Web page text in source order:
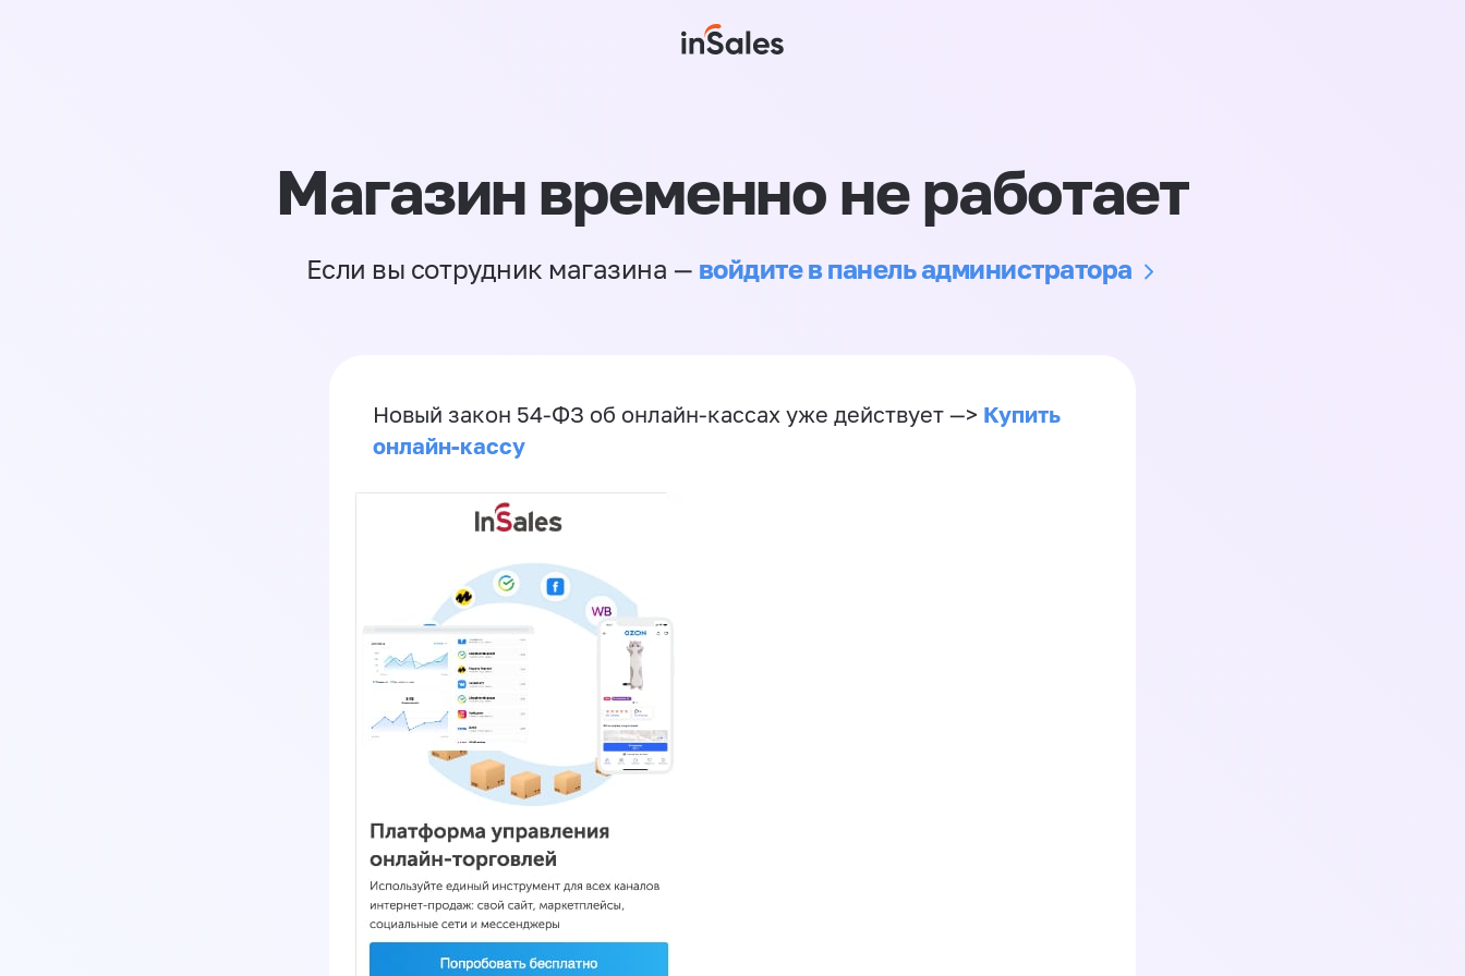
Магазин временно не работает
Если вы сотрудник магазина — войдите в панель администратора
Новый закон 54-ФЗ об онлайн-кассах уже действует —> Купить
онлайн-кассу